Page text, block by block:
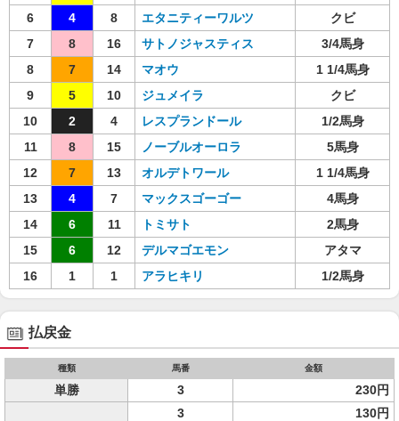
6
4 8 エタニティーワルツ
クビ
7
8 16 サトノジャスティス
3/4馬身
8
7 14 マオウ
1 1/4馬身
9
5 10 ジュメイラ
クビ
10
2 4 レスプランドール
1/2馬身
11
8 15 ノーブルオーロラ
5馬身
12
7 13 オルデトワール
1 1/4馬身
13
4 7 マックスゴーゴー
4馬身
14
6 11 トミサト
2馬身
15
6 12 デルマゴエモン
アタマ
16
1 1 アラヒキリ 1/2馬身
払戻金
種類 馬番 金額
単勝 3 230円
3
130円